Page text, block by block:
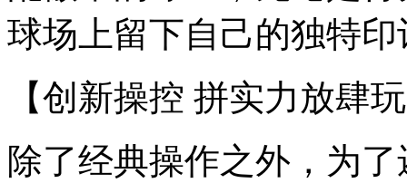
球场上留下自己的独特印
【创新操控 拼实力放肆
除了经典操作之外，为